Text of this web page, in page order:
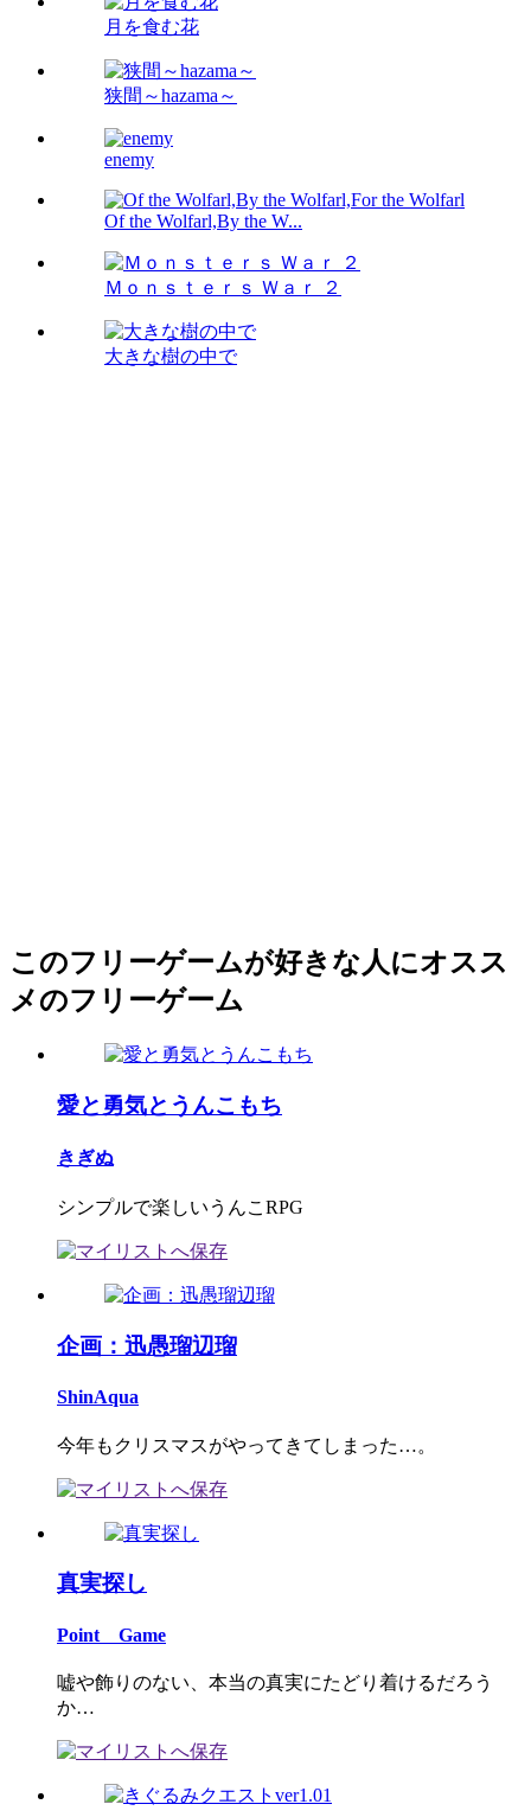
月を食む花
狭間～hazama～
enemy
Of the Wolfarl,By the W...
Ｍｏｎｓｔｅｒｓ Ｗａｒ ２
大きな樹の中で
このフリーゲームが好きな人にオスス
メのフリーゲーム
愛と勇気とうんこもち
きぎぬ
シンプルで楽しいうんこRPG
企画：迅愚瑠辺瑠
ShinAqua
今年もクリスマスがやってきてしまった…。
真実探し
Point Game
嘘や飾りのない、本当の真実にたどり着けるだろう
か…